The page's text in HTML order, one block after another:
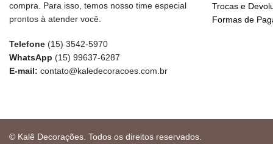
compra. Para isso, temos nosso time especial
prontos à atender você.
Telefone (15) 3542-5970
WhatsApp (15) 99637-6287
E-mail: contato@kaledecoracoes.com.br
Trocas e
Formas de
© Kalê Decorações. Todos os direitos reservados.